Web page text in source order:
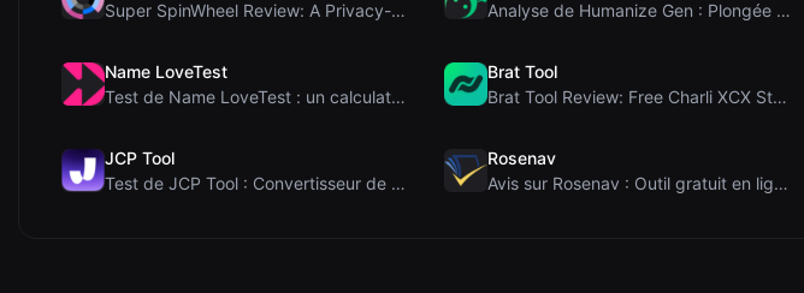
Super SpinWheel Review: A Privacy-First Free Wheel...
Analyse de Humanize Gen : Plongée au cœur de cet h...
Name LoveTest
Test de Name LoveTest : un calculateur d'amour axé...
Brat Tool
Brat Tool Review: Free Charli XCX Style Brat Text ...
JCP Tool
Test de JCP Tool : Convertisseur de données côté c...
Rosenav
Avis sur Rosenav : Outil gratuit en ligne de vérif...